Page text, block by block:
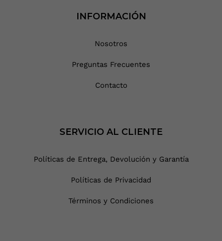
INFORMACIÓN
Nosotros
Preguntas Frecuentes
Contacto
SERVICIO AL CLIENTE
Políticas de Entrega, Devolución y Garantía
Políticas de Privacidad
Términos y Condiciones